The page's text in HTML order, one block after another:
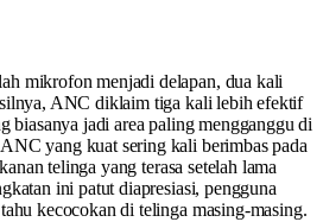
mikrofon menjadi delapan, dua kali
ANC diklaim tiga kali lebih efektif
biasanya jadi area paling mengganggu di
yang kuat sering kali berimbas pada
telinga yang terasa setelah lama
ini patut diapresiasi, pengguna
kecocokan di telinga masing-masing.